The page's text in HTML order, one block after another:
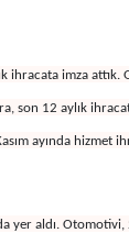
imza attık.
son 12 aylık
ayında hizmet
yer aldı. Otomotivi,